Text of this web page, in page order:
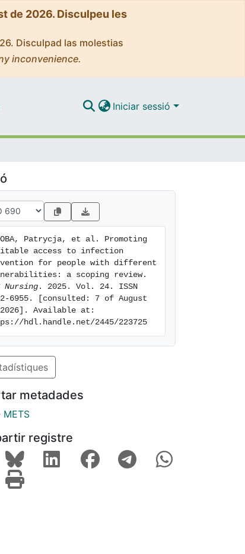
de 2026. Disculpeu les
Disculpad las molestias
inconvenience.
Iniciar sessió
Patrycja, et al. Promoting
access to infection
for people with different
Nursing . 2025. Vol. 24. ISSN
6955. [consulted: 7 of August
Available at:
hdl.handle.net/2445/223725
metadades
METS
registre